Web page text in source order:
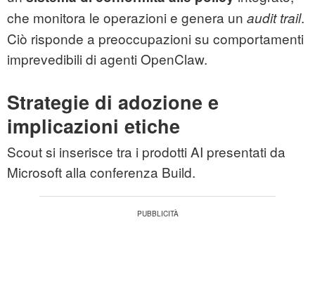
che monitora le operazioni e genera un audit trail.
Ciò risponde a preoccupazioni su comportamenti
imprevedibili di agenti OpenClaw.
Strategie di adozione e
implicazioni etiche
Scout si inserisce tra i prodotti AI presentati da
Microsoft alla conferenza Build.